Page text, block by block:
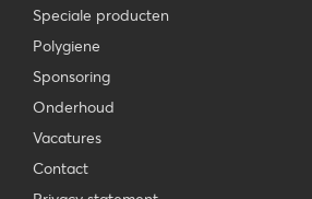
Speciale producten
Polygiene
Sponsoring
Onderhoud
Vacatures
Contact